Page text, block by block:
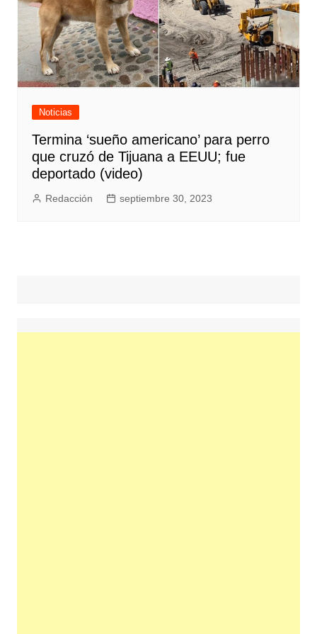
Noticias
Termina ‘sueño americano’ para perro
que cruzó de Tijuana a EEUU; fue
deportado (video)
Redacción septiembre 30, 2023